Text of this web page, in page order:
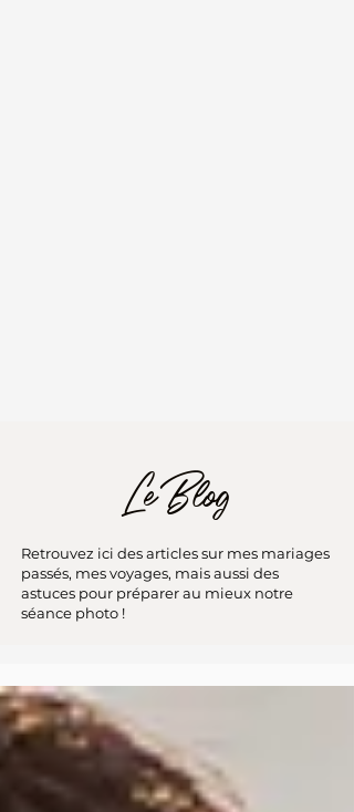
Le Blog
Retrouvez ici des articles sur mes mariages
passés, mes voyages, mais aussi des
astuces pour préparer au mieux notre
séance photo !